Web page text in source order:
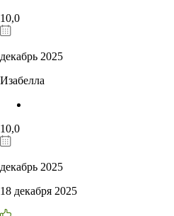
10,0
декабрь 2025
Изабелла
10,0
декабрь 2025
18 декабря 2025